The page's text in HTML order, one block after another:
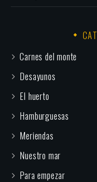
Carnes del monte
Desayunos
El huerto
Hamburguesas
Meriendas
Nuestro mar
Para empezar